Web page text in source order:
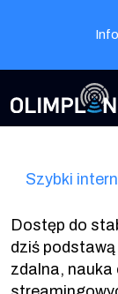
Szybki
Dostęp do
dziś
zdalna,